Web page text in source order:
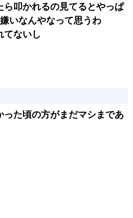
ら叩かれるの見てるとやっぱ
いなんやなって思うわ
てないし
った頃の方がまだマシまであ